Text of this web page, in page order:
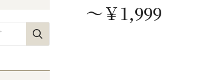
お米
芸能・文化
～￥1,999